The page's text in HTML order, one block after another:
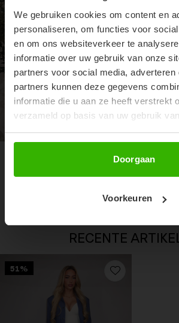
We gebruiken cookies om content en
personaliseren, om functies voor
en om ons websiteverkeer te
informatie over uw gebruik van onze
partners voor social media, adverteren
partners kunnen deze gegevens
informatie die u aan ze heeft verstrekt
verzameld op basis van uw gebruik
Doorgaan
Voorkeuren
ORDER!
Don't miss out on our trendy new
Witte slinky shape bodysuit
CARMEN
RECENTE
51%